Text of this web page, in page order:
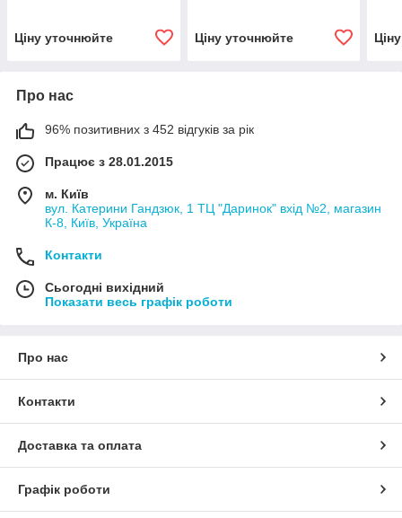
Ціну уточнюйте
Ціну уточнюйте
Про нас
96% позитивних з 452 відгуків за рік
Працює з 28.01.2015
м. Київ
вул. Катерини Гандзюк, 1 ТЦ "Даринок" вхід №2, магазин
К-8, Київ, Україна
Контакти
Сьогодні вихідний
Показати весь графік роботи
Про нас
Контакти
Доставка та оплата
Графік роботи